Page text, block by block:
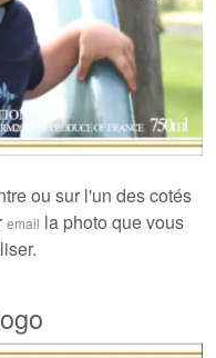
ou sur l'un des cotés
email la photo que vous